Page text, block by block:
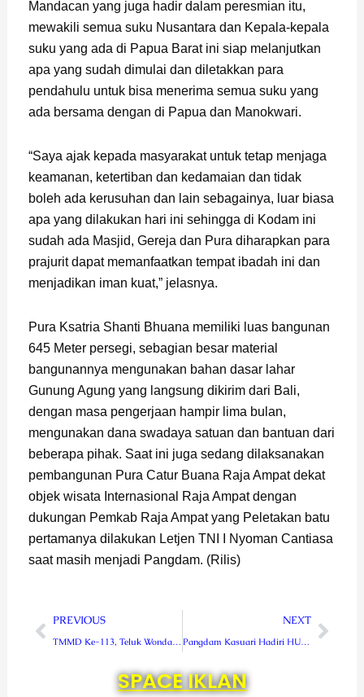
Mandacan yang juga hadir dalam peresmian itu,
mewakili semua suku Nusantara dan Kepala-kepala
suku yang ada di Papua Barat ini siap melanjutkan
apa yang sudah dimulai dan diletakkan para
pendahulu untuk bisa menerima semua suku yang
ada bersama dengan di Papua dan Manokwari.
“Saya ajak kepada masyarakat untuk tetap menjaga
keamanan, ketertiban dan kedamaian dan tidak
boleh ada kerusuhan dan lain sebagainya, luar biasa
apa yang dilakukan hari ini sehingga di Kodam ini
sudah ada Masjid, Gereja dan Pura diharapkan para
prajurit dapat memanfaatkan tempat ibadah ini dan
menjadikan iman kuat,” jelasnya.
Pura Ksatria Shanti Bhuana memiliki luas bangunan
645 Meter persegi, sebagian besar material
bangunannya mengunakan bahan dasar lahar
Gunung Agung yang langsung dikirim dari Bali,
dengan masa pengerjaan hampir lima bulan,
mengunakan dana swadaya satuan dan bantuan dari
beberapa pihak. Saat ini juga sedang dilaksanakan
pembangunan Pura Catur Buana Raja Ampat dekat
objek wisata Internasional Raja Ampat dengan
dukungan Pemkab Raja Ampat yang Peletakan batu
pertamanya dilakukan Letjen TNI I Nyoman Cantiasa
saat masih menjadi Pangdam. (Rilis)
Prev
PREVIOUS
TMMD Ke-113, Teluk Wondama Siap Bangun dan Rehab 13 Unit Rumah Masyarakat
NEXT
Pangdam Kasuari Hadiri HUT Ke 59 Korem 181/PVT
Next
SPACE IKLAN